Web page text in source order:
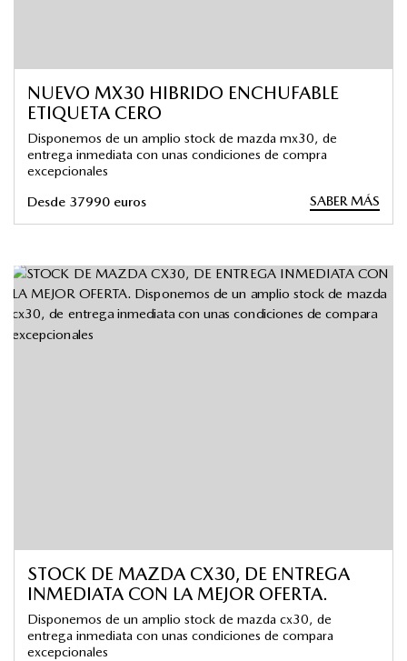
NUEVO MX30 HIBRIDO ENCHUFABLE
ETIQUETA CERO
Disponemos de un amplio stock de mazda mx30, de
entrega inmediata con unas condiciones de compra
excepcionales
Desde 37990 euros
SABER MÁS
STOCK DE MAZDA CX30, DE ENTREGA
INMEDIATA CON LA MEJOR OFERTA.
Disponemos de un amplio stock de mazda cx30, de
entrega inmediata con unas condiciones de compara
excepcionales